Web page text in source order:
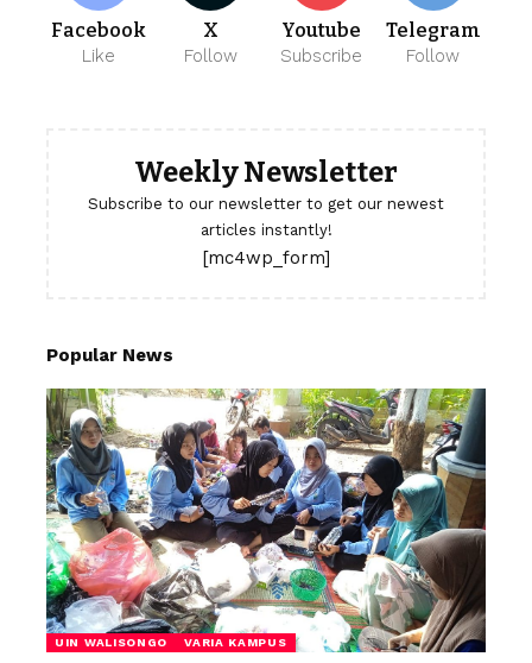
Facebook
Like
X
Follow
Youtube
Subscribe
Telegram
Follow
Weekly Newsletter
Subscribe to our newsletter to get our newest
articles instantly!
[mc4wp_form]
Popular News
UIN WALISONGO VARIA KAMPUS